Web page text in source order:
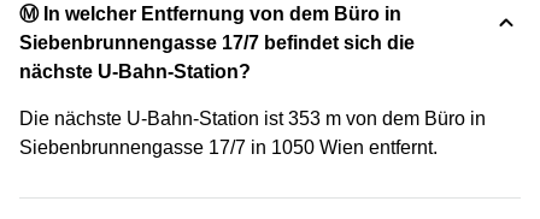
Ⓜ️ In welcher Entfernung von dem Büro in
Siebenbrunnengasse 17/7 befindet sich die
nächste U-Bahn-Station?
Die nächste U-Bahn-Station ist 353 m von dem Büro in
Siebenbrunnengasse 17/7 in 1050 Wien entfernt.